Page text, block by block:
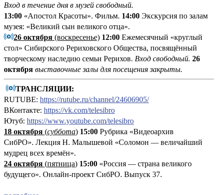
Вход в течение дня в музей свободный.
13:00 «Апостол Красоты». Фильм. 14:00 Экскурсия по залам
музея: «Великий сын великого отца».
26 октября (воскресенье) 12:00 Ежемесячный «круглый
стол» Сибирского Рериховского Общества, посвящённый
творческому наследию семьи Рерихов. Вход свободный. 26
октября выставочные залы для посещения закрыты.
ТРАНСЛЯЦИИ:
RUTUBE: https://rutube.ru/channel/24606905/
ВКонтакте: https://vk.com/telesibro
Ютуб: https://www.youtube.com/telesibro
18 октября (суббота) 15:00 Рубрика «Видеоархив
СибРО». Лекция Н. Малышевой «Соломон — величайший
мудрец всех времён».
24 октября (пятница) 15:00 «Россия — страна великого
будущего». Онлайн-проект СибРО. Выпуск 37.